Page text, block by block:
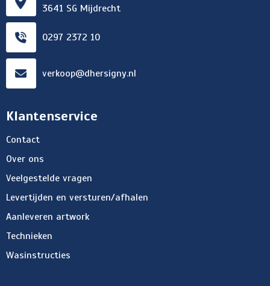
3641 SG Mijdrecht
0297 2372 10
verkoop@dhersigny.nl
Klantenservice
Contact
Over ons
Veelgestelde vragen
Levertijden en versturen/afhalen
Aanleveren artwork
Technieken
Wasinstructies